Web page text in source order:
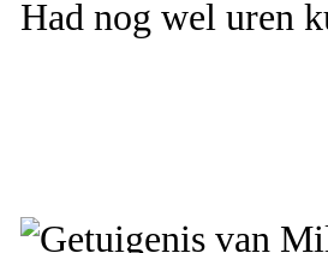
Had nog wel uren